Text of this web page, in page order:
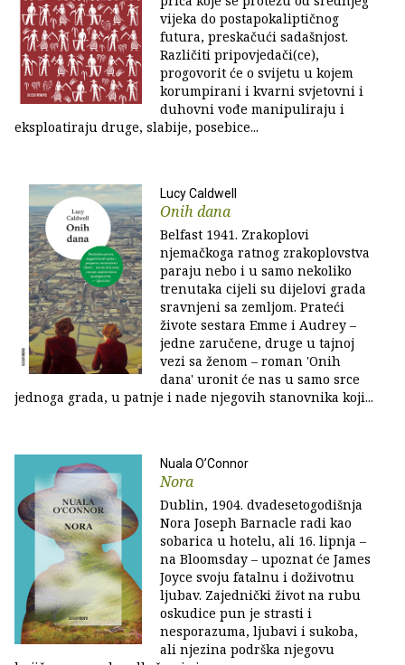
vijeka do postapokaliptičnog
futura, preskačući sadašnjost.
Različiti pripovjedači(ce),
progovorit će o svijetu u kojem
korumpirani i kvarni svjetovni i
duhovni vođe manipuliraju i
eksploatiraju druge, slabije, posebice...
Lucy Caldwell
Onih dana
Belfast 1941. Zrakoplovi
njemačkoga ratnog zrakoplovstva
paraju nebo i u samo nekoliko
trenutaka cijeli su dijelovi grada
sravnjeni sa zemljom. Prateći
živote sestara Emme i Audrey –
jedne zaručene, druge u tajnoj
vezi sa ženom – roman 'Onih
dana' uronit će nas u samo srce
jednoga grada, u patnje i nade njegovih stanovnika koji...
Nuala O’Connor
Nora
Dublin, 1904. dvadesetogodišnja
Nora Joseph Barnacle radi kao
sobarica u hotelu, ali 16. lipnja –
na Bloomsday – upoznat će James
Joyce svoju fatalnu i doživotnu
ljubav. Zajednički život na rubu
oskudice pun je strasti i
nesporazuma, ljubavi i sukoba,
ali njezina podrška njegovu